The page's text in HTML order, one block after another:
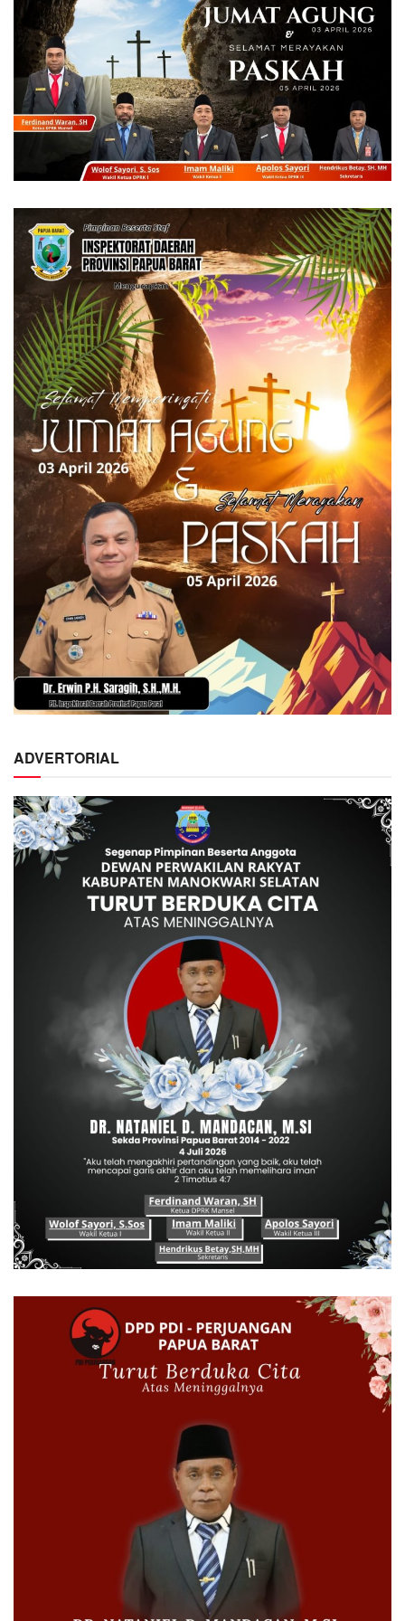
ADVERTORIAL